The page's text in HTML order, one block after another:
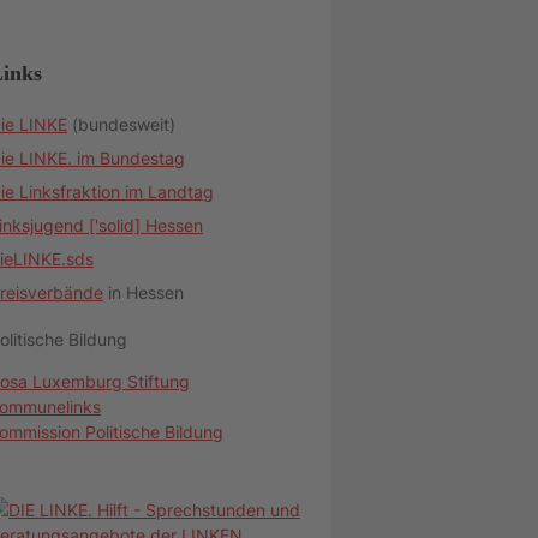
LINKE (bundesweit)
LINKE. im Bundestag
Linksfraktion im Landtag
['solid] Hessen
in Hessen
Bildung
Luxemburg Stiftung
Politische Bildung